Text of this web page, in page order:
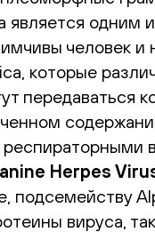
является одним
человек и
которые
передаваться
Herpes
подсемейству
вируса,